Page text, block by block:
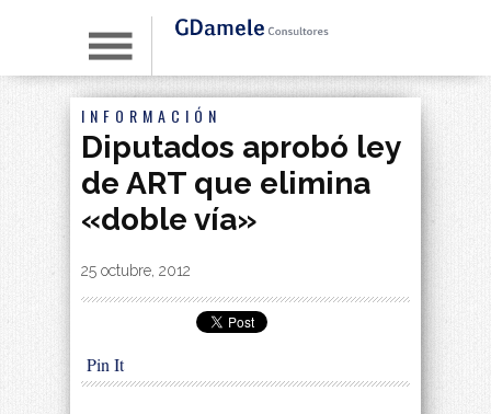
INFORMACIÓN
Diputados aprobó ley
de ART que elimina
«doble vía»
By|
25 octubre, 2012
Pin It